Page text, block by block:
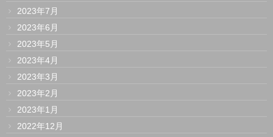
2023年7月
2023年6月
2023年5月
2023年4月
2023年3月
2023年2月
2023年1月
2022年12月